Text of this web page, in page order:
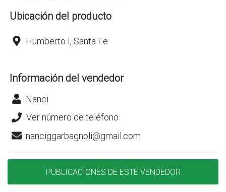
Ubicación del producto
Humberto I, Santa Fe
Información del vendedor
Nanci
Ver número de teléfono
nanciggarbagnoli@gmail.com
PUBLICACIONES DE ESTE VENDEDOR